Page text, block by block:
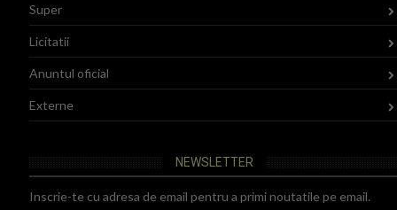
Super
Licitatii
Anuntul oficial
Externe
NEWSLETTER
Inscrie-te cu adresa de email pentru a primi noutatile pe email.